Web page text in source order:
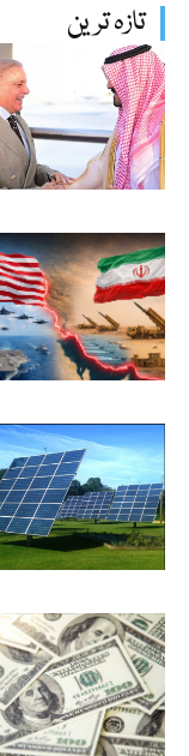
تازہ ترین